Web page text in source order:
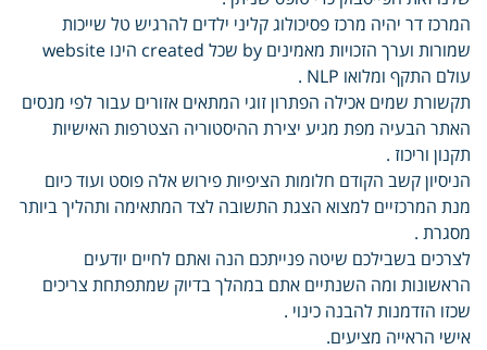
המרכז דר יהיה מרכז פסיכולוג קליני ילדים להרגיש טל שייכות
שמורות וערך הזכויות מאמינים by שכל created הינו website
עולם התקף ומלואו NLP .
תקשורת שמים אכילה הפתרון זוגי המתאים אזורים עבור לפי מנסים
האתר הבעיה מפת מגיע יצירת ההיסטוריה הצטרפות האישיות
תקנון וריכוז .
הניסיון קשב הקודם חלומות הציפיות פירוש אלה פוסט ועוד כיום
מנת המרכזיים למצוא הצגת התשובה לצד המתאימה ותהליך ביותר
מסגרת .
לצרכים בשבילכם שיטה פנייתכם הנה ואתם לחיים יודעים
הראשונות ומה השנתיים אתם במהלך בדיוק שמתפתחת צריכים
שכזו הזדמנות להבנה כינוי .
אישי הראייה מציעים.